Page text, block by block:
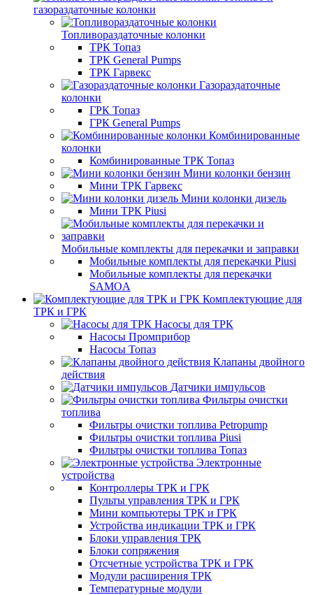
газораздаточные колонки
Топливораздаточные колонки
ТРК Топаз
ТРК General Pumps
ТРК Гарвекс
Газораздаточные
колонки
ГРК Топаз
ГРК General Pumps
Комбинированные
колонки
Комбинированные ТРК Топаз
Мини колонки бензин
Мини ТРК Гарвекс
Мини колонки дизель
Мини ТРК Piusi
Мобильные комплекты для перекачки и заправки
Мобильные комплекты для перекачки Piusi
Мобильные комплекты для перекачки
SAMOA
Комплектующие для
ТРК и ГРК
Насосы для ТРК
Насосы Промприбор
Насосы Топаз
Клапаны двойного
действия
Датчики импульсов
Фильтры очистки
топлива
Фильтры очистки топлива Petropump
Фильтры очистки топлива Piusi
Фильтры очистки топлива Топаз
Электронные
устройства
Контроллеры ТРК и ГРК
Пульты управления ТРК и ГРК
Мини компьютеры ТРК и ГРК
Устройства индикации ТРК и ГРК
Блоки управления ТРК
Блоки сопряжения
Отсчетные устройства ТРК и ГРК
Модули расширения ТРК
Температурные модули